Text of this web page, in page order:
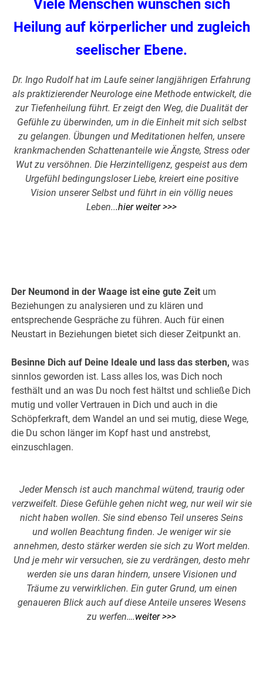
Viele Menschen wünschen sich
Heilung auf körperlicher und zugleich
seelischer Ebene.
Dr. Ingo Rudolf hat im Laufe seiner langjährigen Erfahrung
als praktizierender Neurologe eine Methode entwickelt, die
zur Tiefenheilung führt. Er zeigt den Weg, die Dualität der
Gefühle zu überwinden, um in die Einheit mit sich selbst
zu gelangen. Übungen und Meditationen helfen, unsere
krankmachenden Schattenanteile wie Ängste, Stress oder
Wut zu versöhnen. Die Herzintelligenz, gespeist aus dem
Urgefühl bedingungsloser Liebe, kreiert eine positive
Vision unserer Selbst und führt in ein völlig neues
Leben...hier weiter >>>
Der Neumond in der Waage ist eine gute Zeit um
Beziehungen zu analysieren und zu klären und
entsprechende Gespräche zu führen. Auch für einen
Neustart in Beziehungen bietet sich dieser Zeitpunkt an.
Besinne Dich auf Deine Ideale und lass das sterben, was
sinnlos geworden ist. Lass alles los, was Dich noch
festhält und an was Du noch fest hältst und schließe Dich
mutig und voller Vertrauen in Dich und auch in die
Schöpferkraft, dem Wandel an und sei mutig, diese Wege,
die Du schon länger im Kopf hast und anstrebst,
einzuschlagen.
Jeder Mensch ist auch manchmal wütend, traurig oder
verzweifelt. Diese Gefühle gehen nicht weg, nur weil wir sie
nicht haben wollen. Sie sind ebenso Teil unseres Seins
und wollen Beachtung finden. Je weniger wir sie
annehmen, desto stärker werden sie sich zu Wort melden.
Und je mehr wir versuchen, sie zu verdrängen, desto mehr
werden sie uns daran hindern, unsere Visionen und
Träume zu verwirklichen. Ein guter Grund, um einen
genaueren Blick auch auf diese Anteile unseres Wesens
zu werfen….weiter >>>